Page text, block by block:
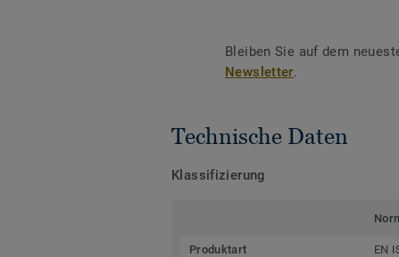
Bleiben Sie auf dem
Newsletter.
Technische Daten
Klassifizierung
Produktart EN